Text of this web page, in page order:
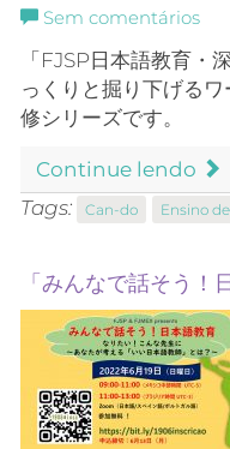
Sem comentários
「FJSP日本語教育・
っくりと掘り下げる
修シリーズです。
Continue lendo
Tags:
Can-do Ensino
「みんなで話そう！